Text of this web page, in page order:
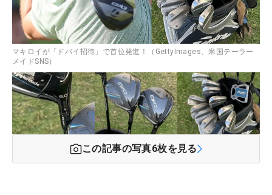
マキロイが「ドバイ招待」で首位発進！（GettyImages、米国テーラー
メイドSNS）
この記事の写真6枚を見る